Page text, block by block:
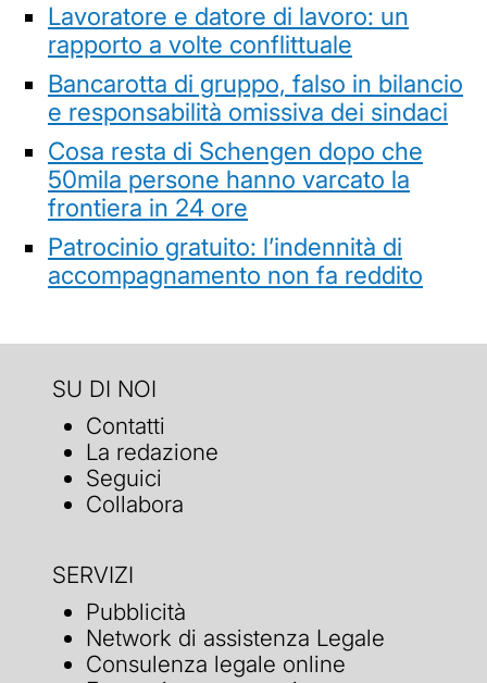
Lavoratore e datore di lavoro: un
rapporto a volte conflittuale
Bancarotta di gruppo, falso in bilancio
e responsabilità omissiva dei sindaci
Cosa resta di Schengen dopo che
50mila persone hanno varcato la
frontiera in 24 ore
Patrocinio gratuito: l’indennità di
accompagnamento non fa reddito
SU DI NOI
Contatti
La redazione
Seguici
Collabora
SERVIZI
Pubblicità
Network di assistenza Legale
Consulenza legale online